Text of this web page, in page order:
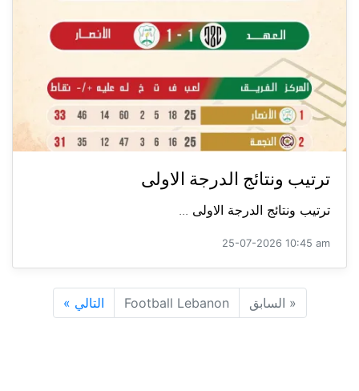
ترتيب ونتائج الدرجة الاولى
ترتيب ونتائج الدرجة الاولى ...
25-07-2026 10:45 am
« السابق Football Lebanon التالي »